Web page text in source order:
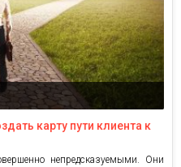
карту пути клиента к
непредсказуемыми. Они